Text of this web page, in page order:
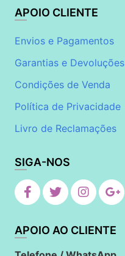
APOIO CLIENTE
Envios e Pagamentos
Garantias e Devoluções
Condições de Venda
Política de Privacidade
Livro de Reclamações
SIGA-NOS
APOIO AO CLIENTE